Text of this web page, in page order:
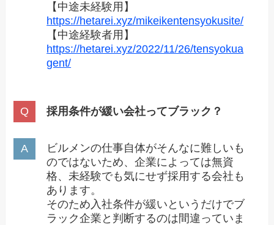
【中途未経験用】
https://hetarei.xyz/mikeikentensyokusite/
【中途経験者用】
https://hetarei.xyz/2022/11/26/tensyokua
gent/
採用条件が緩い会社ってブラック？
ビルメンの仕事自体がそんなに難しいも
のではないため、企業によっては無資
格、未経験でも気にせず採用する会社も
あります。
そのため入社条件が緩いというだけでブ
ラック企業と判断するのは間違っていま